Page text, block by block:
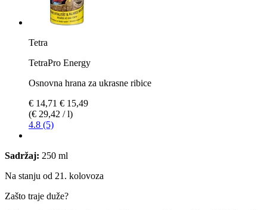
Tetra
TetraPro Energy
Osnovna hrana za ukrasne ribice
€ 14,71 € 15,49
(€ 29,42 / l)
4.8 (5)
Sadržaj: 250 ml
Na stanju od 21. kolovoza
Zašto traje duže?